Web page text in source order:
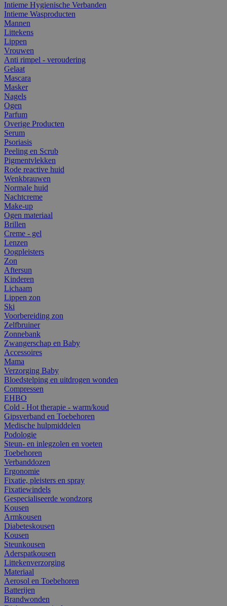
Intieme Hygienische Verbanden
Intieme Wasproducten
Mannen
Littekens
Lippen
Vrouwen
Anti rimpel - veroudering
Gelaat
Mascara
Masker
Nagels
Ogen
Parfum
Overige Producten
Serum
Psoriasis
Peeling en Scrub
Pigmentvlekken
Rode reactive huid
Wenkbrauwen
Normale huid
Nachtcreme
Make-up
Ogen materiaal
Brillen
Creme - gel
Lenzen
Oogpleisters
Zon
Aftersun
Kinderen
Lichaam
Lippen zon
Ski
Voorbereiding zon
Zelfbruiner
Zonnebank
Zwangerschap en Baby
Accessoires
Mama
Verzorging Baby
Bloedstelping en uitdrogen wonden
Compressen
EHBO
Cold - Hot therapie - warm/koud
Gipsverband en Toebehoren
Medische hulpmiddelen
Podologie
Steun- en inlegzolen en voeten
Toebehoren
Verbanddozen
Ergonomie
Fixatie, pleisters en spray
Fixatiewindels
Gespecialiseerde wondzorg
Kousen
Armkousen
Diabeteskousen
Kousen
Steunkousen
Aderspatkousen
Littekenverzorging
Materiaal
Aerosol en Toebehoren
Batterijen
Brandwonden